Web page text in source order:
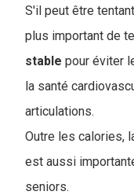
S'il peut être
plus important de
stable pour éviter
la santé
articulations.
Outre les calories,
est aussi
seniors.